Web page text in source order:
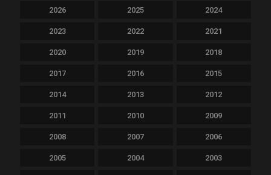
2026 2025 2024
2023 2022 2021
2020 2019 2018
2017 2016 2015
2014 2013 2012
2011 2010 2009
2008 2007 2006
2005 2004 2003